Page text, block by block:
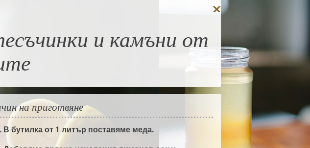
и камъни от
на приготвяне
В бутилка от 1 литър поставяме меда.